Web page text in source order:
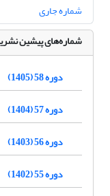
شماره جاری
شماره‌های پیشین
دوره 58 (1405)
دوره 57 (1404)
دوره 56 (1403)
دوره 55 (1402)